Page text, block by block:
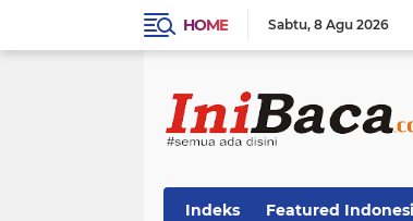
HOME Sabtu 8 Agu 2026
Indeks Featured